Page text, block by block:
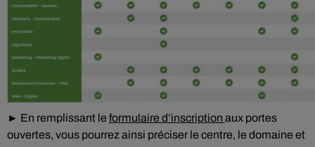
► En remplissant le formulaire d’inscription aux portes
ouvertes, vous pourrez ainsi préciser le centre, le domaine et